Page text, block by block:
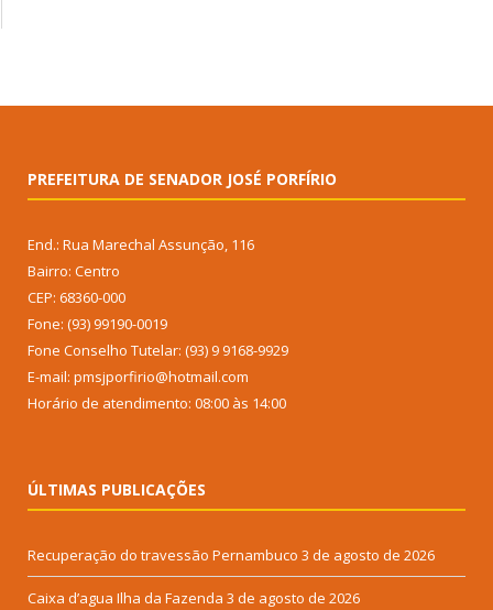
PREFEITURA DE SENADOR JOSÉ PORFÍRIO
End.: Rua Marechal Assunção, 116
Bairro: Centro
CEP: 68360-000
Fone: (93) 99190-0019
Fone Conselho Tutelar: (93) 9 9168-9929
E-mail: pmsjporfirio@hotmail.com
Horário de atendimento: 08:00 às 14:00
ÚLTIMAS PUBLICAÇÕES
Recuperação do travessão Pernambuco 3 de agosto de 2026
Caixa d’agua Ilha da Fazenda 3 de agosto de 2026